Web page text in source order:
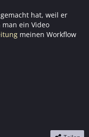
hat, weil er
ein Video
meinen Workflow